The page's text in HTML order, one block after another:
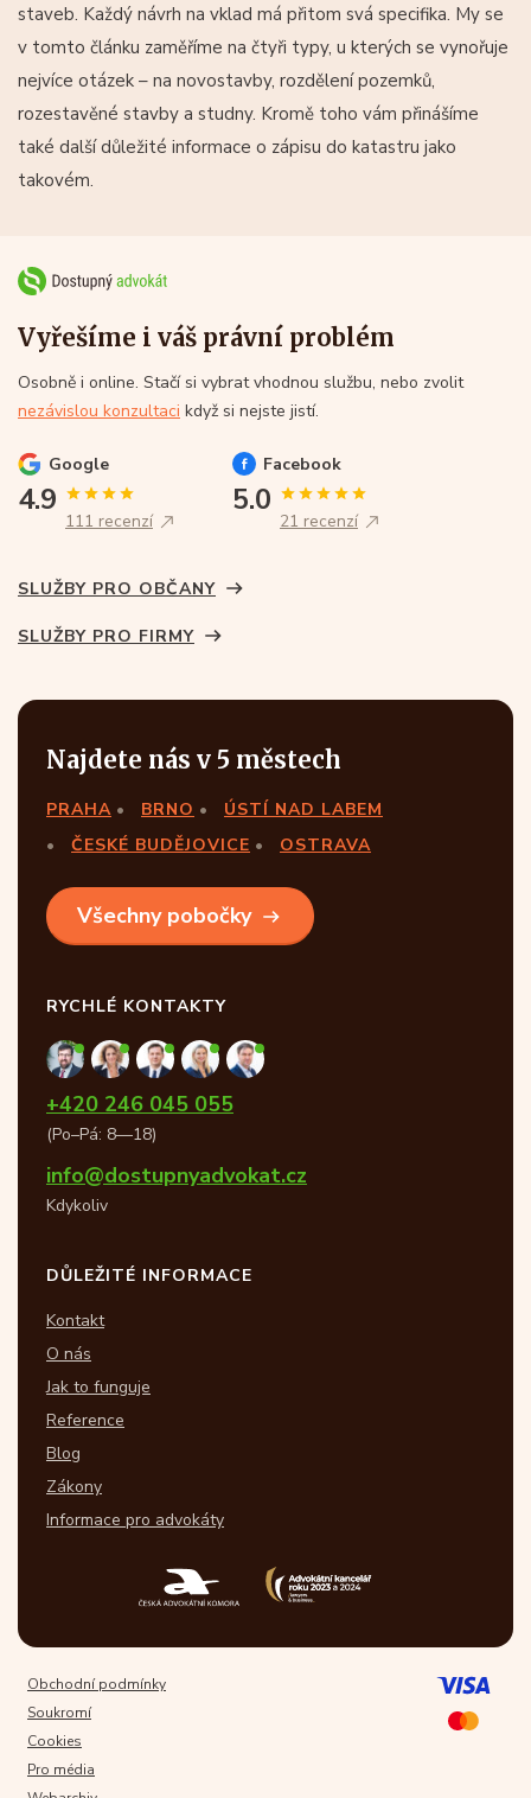
staveb. Každý návrh na vklad má přitom svá specifika. My se
v tomto článku zaměříme na čtyři typy, u kterých se vynořuje
nejvíce otázek – na novostavby, rozdělení pozemků,
rozestavěné stavby a studny. Kromě toho vám přinášíme
také další důležité informace o zápisu do katastru jako
takovém.
Vyřešíme i váš právní problém
Osobně i online. Stačí si vybrat vhodnou službu, nebo zvolit
nezávislou konzultaci když si nejste jistí.
Google
4.9
111 recenzí
Facebook
5.0
21 recenzí
SLUŽBY PRO OBČANY
SLUŽBY PRO FIRMY
Najdete nás v 5 městech
PRAHA BRNO
ÚSTÍ NAD LABEM
ČESKÉ BUDĚJOVICE
OSTRAVA
Všechny pobočky
RYCHLÉ KONTAKTY
+420 246 045 055
(Po–Pá: 8—18)
info@dostupnyadvokat.cz
Kdykoliv
DŮLEŽITÉ INFORMACE
Kontakt
O nás
Jak to funguje
Reference
Blog
Zákony
Informace pro advokáty
Obchodní podmínky
Soukromí
Cookies
Pro média